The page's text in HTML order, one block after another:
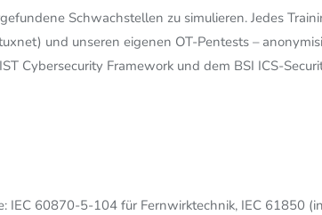
Schwachstellen zu simulieren. Jedes
und unseren eigenen OT-Pentests –
Cybersecurity Framework und dem BSI ICS-
60870-5-104 für Fernwirktechnik, IEC 61850